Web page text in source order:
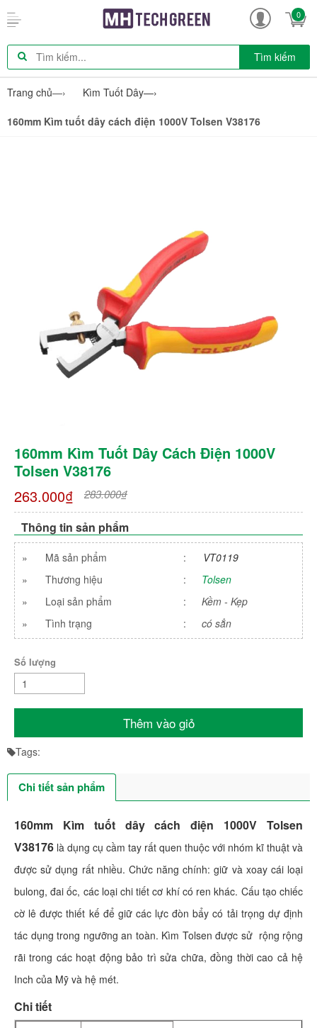
0
Tìm kiếm
Trang chủ—› Kìm Tuốt Dây—›
160mm Kìm tuốt dây cách điện 1000V Tolsen V38176
160mm Kìm Tuốt Dây Cách Điện 1000V
Tolsen V38176
263.000₫
283.000₫
Thông tin sản phẩm
» Mã sản phẩm :
VT0119
»
Thương hiệu :
Tolsen
»
Loại sản phẩm :
Kềm - Kẹp
»
Tình trạng : có sẳn
Số lượng
Thêm vào giỏ
Tags:
Chi tiết sản phẩm
160mm Kìm tuốt dây cách điện 1000V Tolsen
V38176 là dụng cụ cầm tay rất quen thuộc với nhóm kĩ thuật và
được sử dụng rất nhiều. Chức năng chính: giữ và xoay cái loại
bulong, đai ốc, các loại chi tiết cơ khí có ren khác. Cấu tạo chiếc
cờ lê được thiết kế để giữ các lực đòn bẩy có tải trọng dự định
tác dụng trong ngưỡng an toàn. Kìm Tolsen được sử rộng rộng
rãi trong các hoạt động bảo trì sửa chữa, đồng thời cao cả hệ
Inch của Mỹ và hệ mét.
Chi tiết